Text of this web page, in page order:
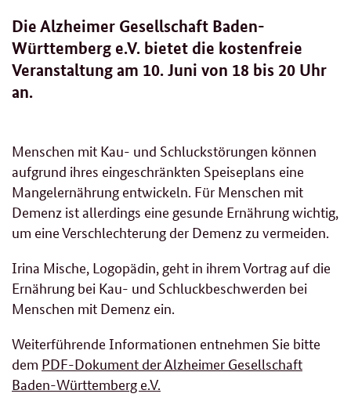
Die Alzheimer Gesellschaft Baden-
Württemberg e.V. bietet die kostenfreie
Veranstaltung am 10. Juni von 18 bis 20 Uhr
an.
Menschen mit Kau- und Schluckstörungen können
aufgrund ihres eingeschränkten Speiseplans eine
Mangelernährung entwickeln. Für Menschen mit
Demenz ist allerdings eine gesunde Ernährung wichtig,
um eine Verschlechterung der Demenz zu vermeiden.
Irina Mische, Logopädin, geht in ihrem Vortrag auf die
Ernährung bei Kau- und Schluckbeschwerden bei
Menschen mit Demenz ein.
Weiterführende Informationen entnehmen Sie bitte
dem PDF-Dokument der Alzheimer Gesellschaft
Baden-Württemberg e.V.